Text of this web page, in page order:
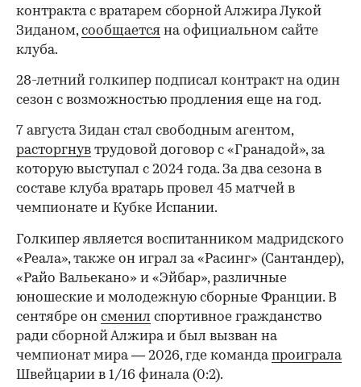
контракта с вратарем сборной Алжира Лукой
Зиданом,сообщается на официальном сайте
клуба.
28-летний голкипер подписал контракт на один
сезон с возможностью продления еще на год.
7 августа Зидан стал свободным агентом,
расторгнув трудовой договор с «Гранадой», за
которую выступал с 2024 года. За два сезона в
составе клуба вратарь провел 45 матчей в
чемпионате и Кубке Испании.
Голкипер является воспитанником мадридского
«Реала», также он играл за «Расинг» (Сантандер),
«Райо Вальекано» и «Эйбар», различные
юношеские и молодежную сборные Франции. В
сентябре он сменил спортивное гражданство
ради сборной Алжира и был вызван на
чемпионат мира — 2026, где командапроиграла
Швейцарии в 1/16 финала (0:2).